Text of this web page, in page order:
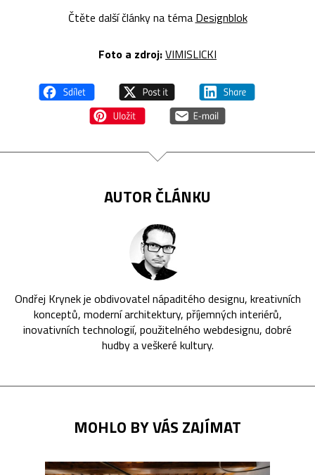
Čtěte další články na téma Designblok
Foto a zdroj:VIMISLICKI
AUTOR ČLÁNKU
Ondřej Krynek je obdivovatel nápaditého designu, kreativních
konceptů, moderní architektury, příjemných interiérů,
inovativních technologií, použitelného webdesignu, dobré
hudby a veškeré kultury.
MOHLO BY VÁS ZAJÍMAT